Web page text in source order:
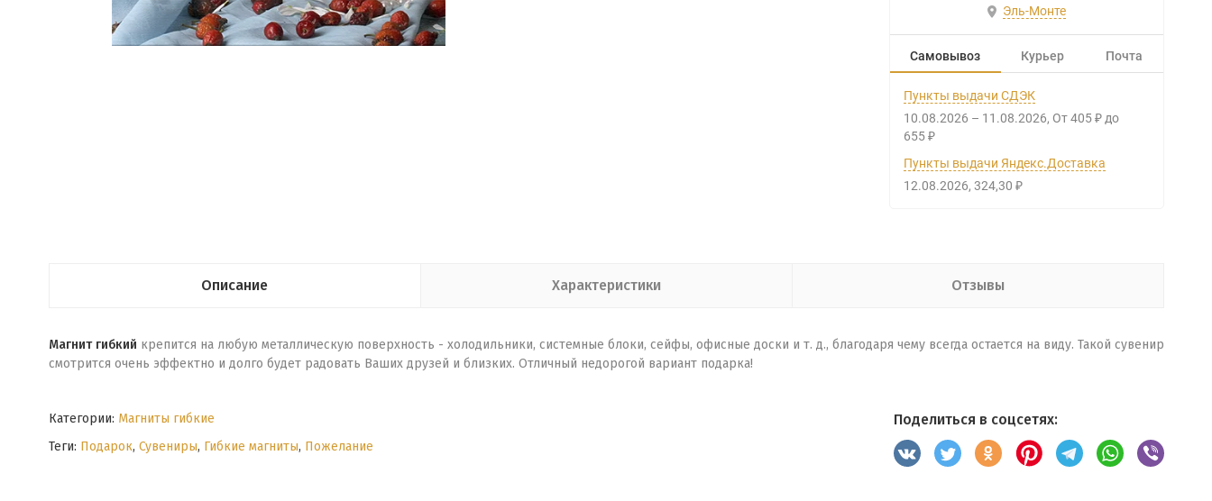
Эль-Монте
Самовывоз Курьер Почта
Пункты выдачи СДЭК
10.08.2026 – 11.08.2026 От 405 ₽ до
655 ₽
Пункты выдачи Яндекс.Доставка
12.08.2026 324,30 ₽
Описание Характеристики Отзывы
Магнит гибкий крепится на любую металлическую поверхность - холодильники, системные блоки, сейфы, офисные доски и т. д., благодаря чему всегда остается на виду. Такой сувенир
смотрится очень эффектно и долго будет радовать Ваших друзей и близких. Отличный недорогой вариант подарка!
Категории: Магниты гибкие
Теги: Подарок, Сувениры, Гибкие магниты, Пожелание
Поделиться в соцсетях: